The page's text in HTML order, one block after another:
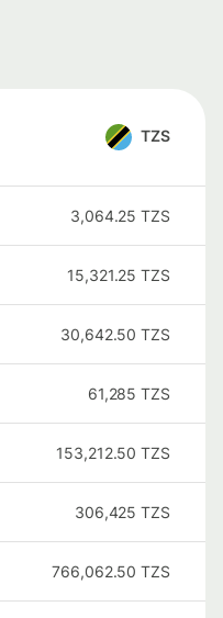
TZS
3,064.25 TZS
15,321.25 TZS
30,642.50 TZS
61,285 TZS
153,212.50 TZS
306,425 TZS
766,062.50 TZS